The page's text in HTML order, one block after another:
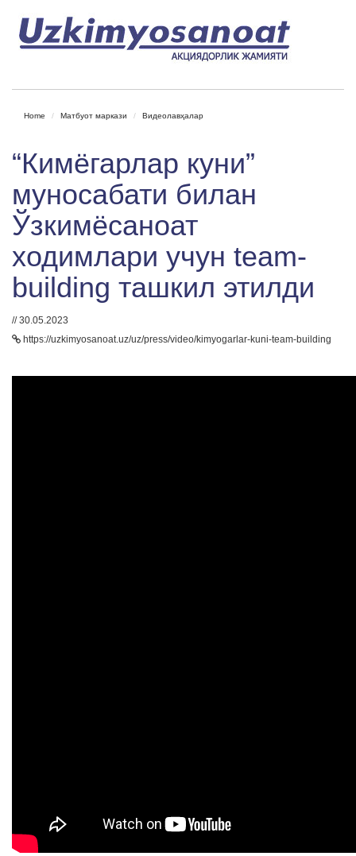
Home Матбуот маркази Видеолавҳалар
“Кимёгарлар куни”
муносабати билан
Ўзкимёсаноат
ходимлари учун team-
building ташкил этилди
// 30.05.2023
https://uzkimyosanoat.uz/uz/press/video/kimyogarlar-kuni-team-building